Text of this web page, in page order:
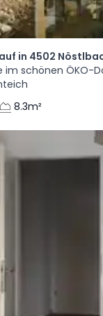
in 4502
im schönen ÖKO-
8.3m²